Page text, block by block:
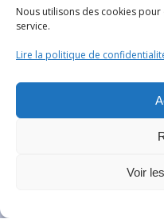
Nous utilisons des cookies
service.
Lire la politique de
Voir
Contact|Plan d’accès
Crédits
ATILF